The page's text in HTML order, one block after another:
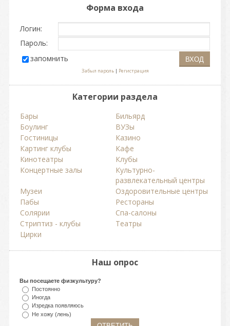
Форма входа
Логин:
Пароль:
запомнить
Забыл пароль| Регистрация
Категории раздела
Бары
Бильярд
Боулинг
ВУЗы
Гостиницы
Казино
Картинг клубы
Кафе
Кинотеатры
Клубы
Концертные залы
Культурно-
развлекательный центры
Музеи
Оздоровительные центры
Пабы
Рестораны
Солярии
Спа-салоны
Стриптиз - клубы
Театры
Цирки
Наш опрос
Вы посещаете физкультуру?
Постоянно
Иногда
Изредка появляюсь
Не хожу (лень)